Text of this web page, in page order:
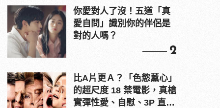
你愛對人了沒！五道「真
愛自問」識別你的伴侶是
對的人嗎？
2
比A片更Ａ？「色慾薰心」
的超尺度 18 禁電影，真槍
實彈性愛、自慰、3P 直接